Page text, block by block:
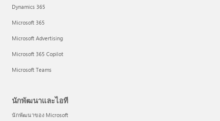
Dynamics 365
Microsoft 365
Microsoft Advertising
Microsoft 365 Copilot
Microsoft Teams
นักพัฒนาและไอที
นักพัฒนาของ Microsoft